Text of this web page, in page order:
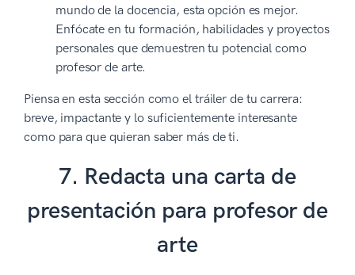
mundo de la docencia, esta opción es mejor.
Enfócate en tu formación, habilidades y proyectos
personales que demuestren tu potencial como
profesor de arte.
Piensa en esta sección como el tráiler de tu carrera:
breve, impactante y lo suficientemente interesante
como para que quieran saber más de ti.
7. Redacta una carta de
presentación para profesor de
arte